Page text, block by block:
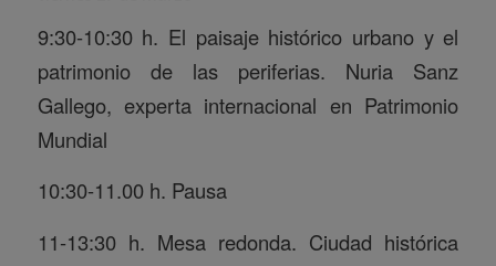
9:30-10:30 h. El paisaje histórico urbano y el
patrimonio de las periferias. Nuria Sanz
Gallego, experta internacional en Patrimonio
Mundial
10:30-11.00 h. Pausa
11-13:30 h. Mesa redonda. Ciudad histórica